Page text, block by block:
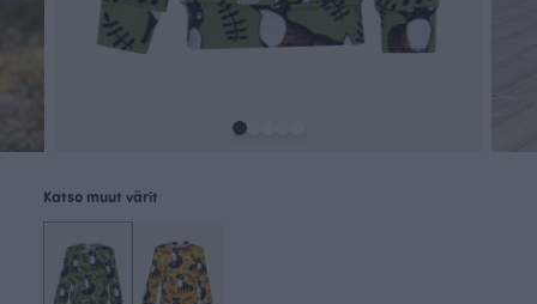
Katso muut värit